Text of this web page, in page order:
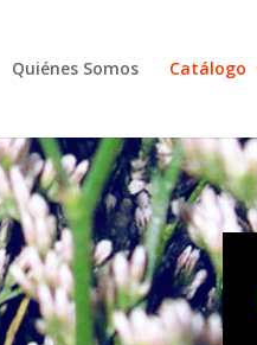
Quiénes Somos Catálogo